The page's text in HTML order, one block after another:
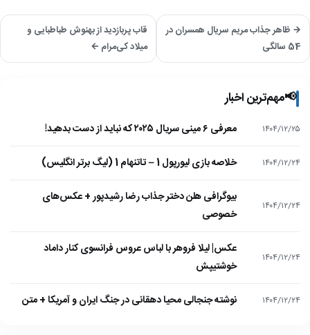
→ ظاهر جذاب مریم سریال همسران در
54 سالگی
قاب پربازدید از بهنوش طباطبایی و
میلاد کی‌مرام ←
📢مهم‌ترین اخبار
۱۴۰۴/۱۲/۲۵ معرفی ۶ مینی سریال ۲۰۲۵ که نباید از دست بدهید!
۱۴۰۴/۱۲/۲۴ خلاصه بازی لیورپول 1 – تاتنهام 1 (لیگ برتر انگلیس)
۱۴۰۴/۱۲/۲۴
بیوگرافی هلن دختر جذاب رضا رشیدپور + عکس‌های
خصوصی
۱۴۰۴/۱۲/۲۴
عکس| لیلا فروهر با لباس عروس فرانسوی کنار داماد
خوشتیپش
۱۴۰۴/۱۲/۲۴ نوشته جنجالی محیا دهقانی در جنگ ایران و آمریکا + متن